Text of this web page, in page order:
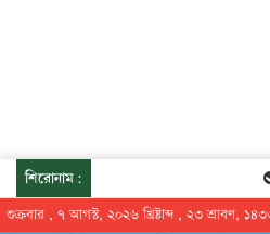
শিরোনাম:
শুক্রবার , ৭ আগস্ট, ২০২৬ খ্রিষ্টাব্দ , ২৩ শ্রাবণ, ১৪৩৩